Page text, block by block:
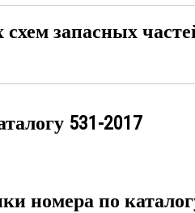
запасных
531-2017
номера по